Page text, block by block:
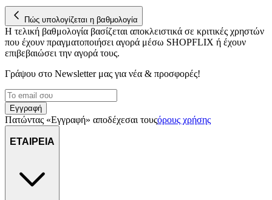
Πώς υπολογίζεται η βαθμολογία
Η τελική βαθμολογία βασίζεται αποκλειστικά σε κριτικές χρηστών
που έχουν πραγματοποιήσει αγορά μέσω SHOPFLIX ή έχουν
επιβεβαιώσει την αγορά τους.
Γράψου στο Νewsletter μας για νέα & προσφορές!
Εγγραφή
Πατώντας «Εγγραφή» αποδέχεσαι τουςόρους χρήσης
ΕΤΑΙΡΕΙΑ